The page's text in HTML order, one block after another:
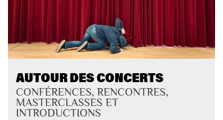
AUTOUR DES CONCERTS
CONFÉRENCES, RENCONTRES,
MASTERCLASSES ET
INTRODUCTIONS